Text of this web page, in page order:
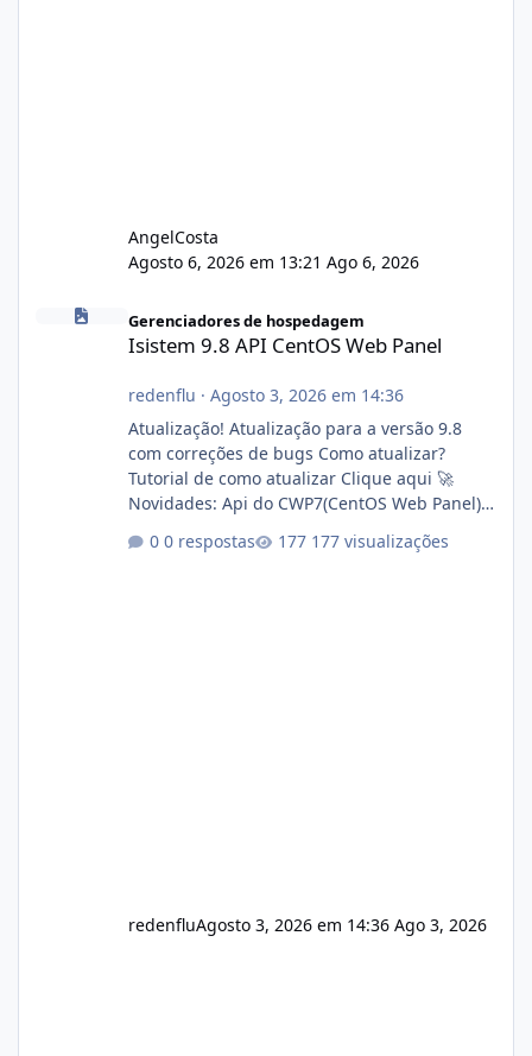
AngelCosta
Agosto 6, 2026 em 13:21 Ago 6, 2026
Isistem 9.8 API CentOS Web Panel
Gerenciadores de hospedagem
Isistem 9.8 API CentOS Web Panel
redenflu · Agosto 3, 2026 em 14:36
Atualização! Atualização para a versão 9.8
com correções de bugs Como atualizar?
Tutorial de como atualizar Clique aqui 🚀
Novidades: Api do CWP7(CentOS Web Panel)
autorizado a usasr o isistem:
0 respostas 177 visualizações
redenfluAgosto 3, 2026 em 14:36 Ago 3, 2026